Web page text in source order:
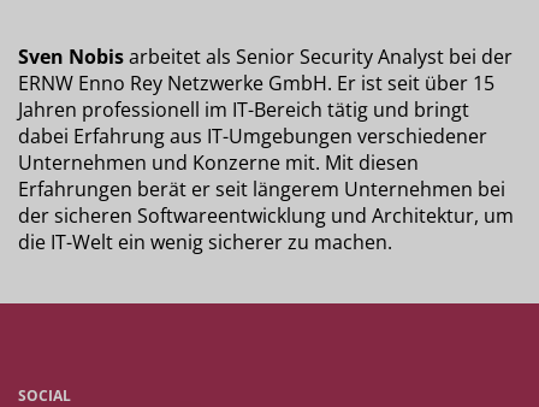
Sven Nobisarbeitet als Senior Security Analyst bei der
ERNW Enno Rey Netzwerke GmbH. Er ist seit über 15
Jahren professionell im IT-Bereich tätig und bringt
dabei Erfahrung aus IT-Umgebungen verschiedener
Unternehmen und Konzerne mit. Mit diesen
Erfahrungen berät er seit längerem Unternehmen bei
der sicheren Softwareentwicklung und Architektur, um
die IT-Welt ein wenig sicherer zu machen.
SOCIAL